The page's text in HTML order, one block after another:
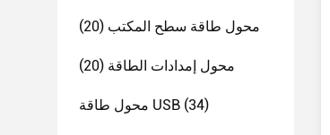
محول طاقة سطح المكتب (20)
محول إمدادات الطاقة (20)
محول طاقة USB (34)